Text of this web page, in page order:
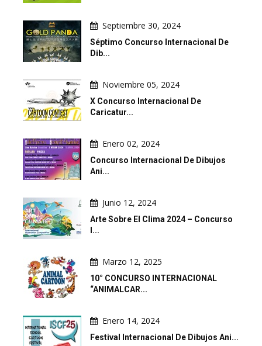
Septiembre 30, 2024
Séptimo Concurso Internacional De
Dib...
Noviembre 05, 2024
X Concurso Internacional De
Caricatur...
Enero 02, 2024
Concurso Internacional De Dibujos
Ani...
Junio 12, 2024
Arte Sobre El Clima 2024 – Concurso
I...
Marzo 12, 2025
10° CONCURSO INTERNACIONAL
“ANIMALCAR...
Enero 14, 2024
Festival Internacional De Dibujos Ani...